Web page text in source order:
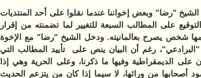
"رضا" وبعض إخواننا عندما نقلوا على أحد المنتديات
على المطالب السبعة للتغيير لما تضمنته من إقرار
شخص يصرح بعالمانيته. ودخل الشيخ "رضا" مع الإخوة
"البرادعي"، رغم أن البيان ينص على
تأييد المطالب التي
على الديمقراطية وفيها ما ذكرنا، وعلى الحرية وهي إذا
من ورائها، لا سيما إذا كان من يتزعم الحديث